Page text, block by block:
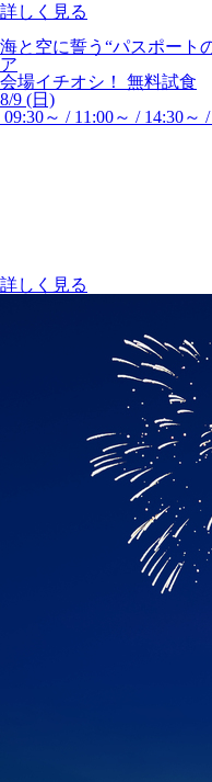
詳しく見る
海と空に誓う“パスポート
ア
会場イチオシ！
無料試食
8/9 (日)
09:30～ / 11:00～ / 14:30～
詳しく見る